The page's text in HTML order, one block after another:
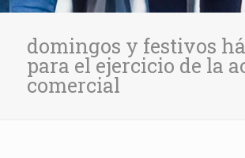
domingos y festivos
para el ejercicio de la
comercial